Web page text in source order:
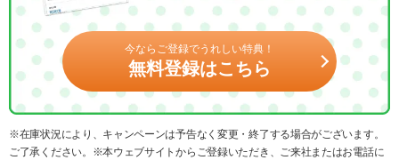
今ならご登録でうれしい特典！
無料登録はこちら
※在庫状況により、キャンペーンは予告なく変更・終了する場合がございます。
ご了承ください。※本ウェブサイトからご登録いただき、ご来社またはお電話に